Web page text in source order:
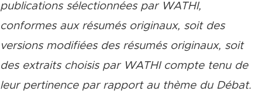
publications sélectionnées par WATHI,
conformes aux résumés originaux, soit des
versions modifiées des résumés originaux, soit
des extraits choisis par WATHI compte tenu de
leur pertinence par rapport au thème du Débat.